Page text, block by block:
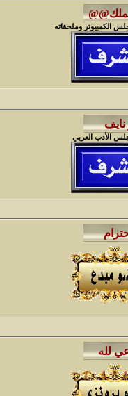
الكمبيوتر وملحقاته
الأدب العربي